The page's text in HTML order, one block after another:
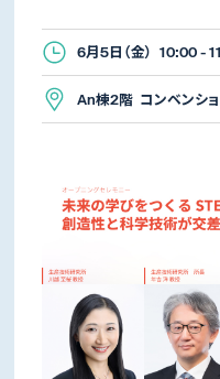
6月5日（金） 10:00 -
An棟2階 コンベンシ